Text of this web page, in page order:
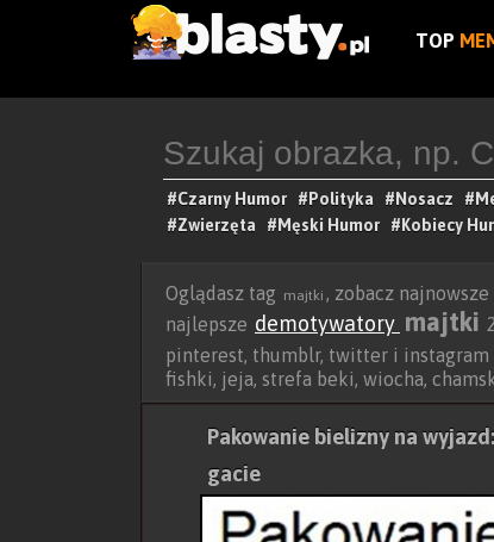
TOP
#Czarny Humor #Polityka #Nosacz
#Zwierzęta
#Męski Humor #Kobiecy
Oglądasz tag majtki , zobacz najnowsze
najlepsze demotywatory majtki
pinterest, thumblr, twitter i instagram
fishki, jeja, strefa beki, wiocha,
Pakowanie bielizny na
gacie